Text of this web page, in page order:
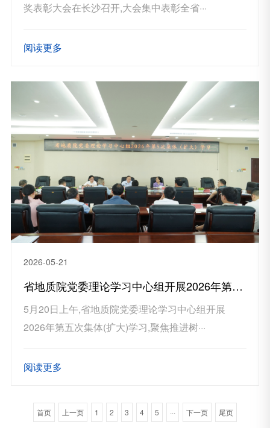
奖表彰大会在长沙召开,大会集中表彰全省···
阅读更多
2026-05-21
省地质院党委理论学习中心组开展2026年第五次集体（扩大）学习
5月20日上午,省地质院党委理论学习中心组开展
2026年第五次集体(扩大)学习,聚焦推进树···
阅读更多
首页 上一页 1 2 3 4 5 ··· 下一页 尾页